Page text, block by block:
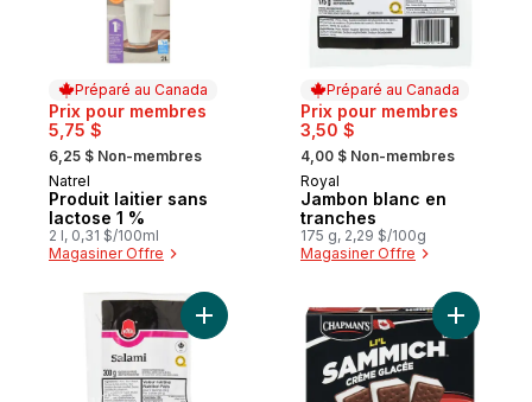
Préparé au Canada
Prix pour membres
5,75 $
, formerly:
6,25 $ Non-membres
Préparé au Canada
Natrel
Produit laitier sans
lactose 1 %
2 l, 0,31 $/100ml
Magasiner Offre
Préparé au Canada
Prix pour membres
3,50 $
, formerly:
4,00 $ Non-membres
Préparé au Canada
Royal
Jambon blanc en
tranches
175 g, 2,29 $/100g
Magasiner Offre
Ajouter Salami, en tranches au panierAjouter